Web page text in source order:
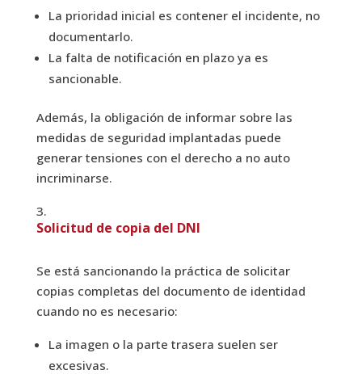
La prioridad inicial es contener el incidente, no
documentarlo.
La falta de notificación en plazo ya es
sancionable.
Además, la obligación de informar sobre las
medidas de seguridad implantadas puede
generar tensiones con el derecho a no auto
incriminarse.
Solicitud de copia del DNI
Se está sancionando la práctica de solicitar
copias completas del documento de identidad
cuando no es necesario:
La imagen o la parte trasera suelen ser
excesivas.